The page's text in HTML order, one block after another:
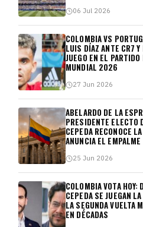
06 Jul 2026
COLOMBIA VS
LUIS DÍAZ ANTE CR7 Y
JUEGO EN EL
MUNDIAL 2026
27 Jun 2026
ABELARDO DE LA
PRESIDENTE ELECTO
CEPEDA RECONOCE
ANUNCIA EL EMPALME
25 Jun 2026
COLOMBIA VOTA HOY:
CEPEDA SE JUEGAN
LA SEGUNDA VUELTA
EN DÉCADAS